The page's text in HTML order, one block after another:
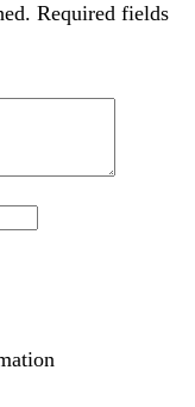
Required fields